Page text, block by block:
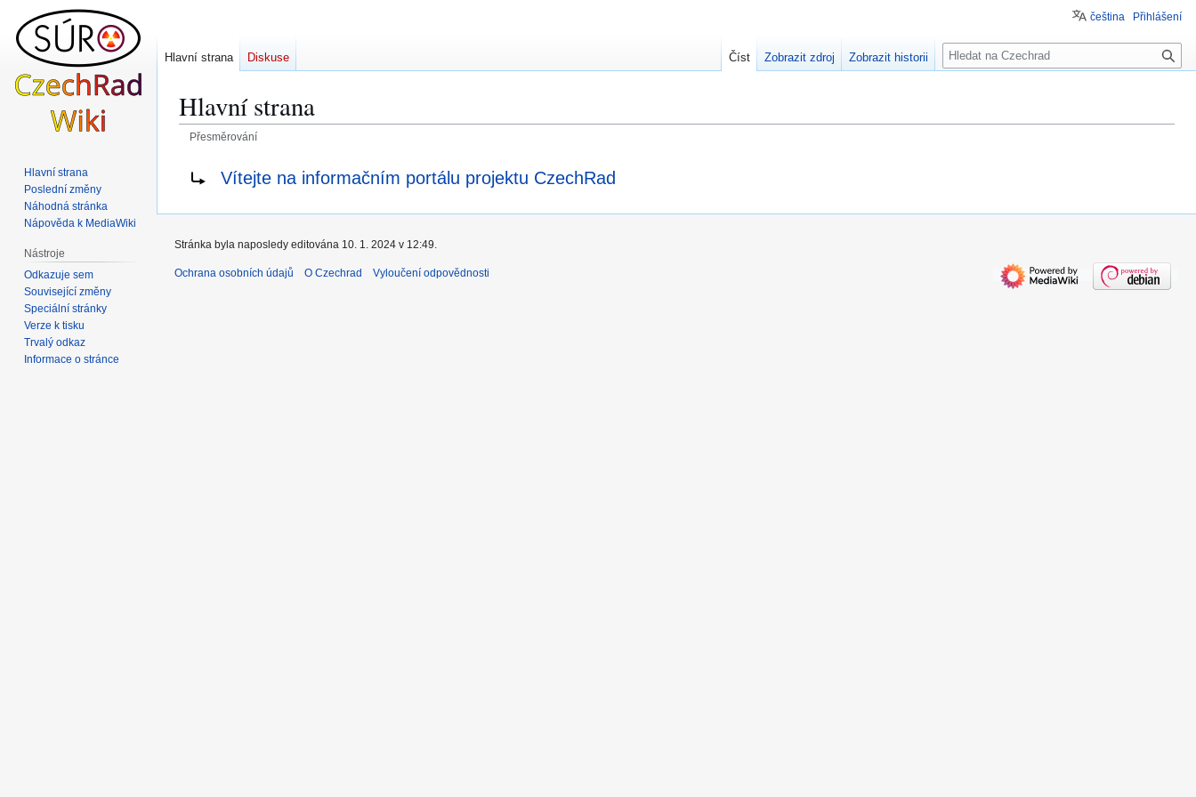
Hlavní strana
Přesměrování
Přesměrování na:
Vítejte na informačním portálu projektu CzechRad
čeština Přihlášení
Hlavní strana Diskuse Číst Zobrazit zdroj Zobrazit historii
H
l
a
Hlavní strana
Poslední změny
Náhodná stránka
Nápověda k MediaWiki
Nástroje
Odkazuje sem
Související změny
Speciální stránky
Verze k tisku
Trvalý odkaz
Informace o stránce
Stránka byla naposledy editována 10. 1. 2024 v 12:49.
Ochrana osobních údajů O Czechrad Vyloučení odpovědnosti